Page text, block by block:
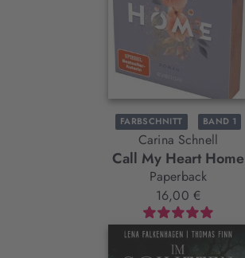
FARBSCHNITT BAND 1
Carina Schnell
Call My Heart Home
Paperback
16,00 €